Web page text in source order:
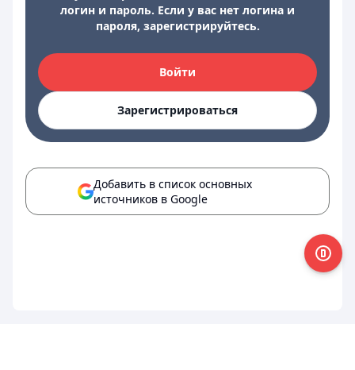
логин и пароль. Если у вас нет логина и
пароля, зарегистрируйтесь.
Войти
Зарегистрироваться
Добавить в список основных
источников в Google